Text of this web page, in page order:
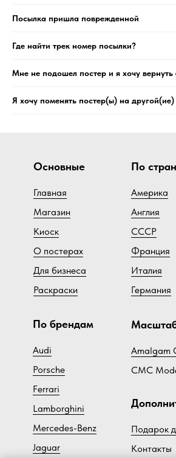
Посылка пришла поврежденной
Где найти трек номер посылки?
Мне не подошел постер и я хочу вернуть
Я хочу поменять постер(ы) на другой(ие)
Основные
Главная
Магазин
Киоск
О постерах
Для бизнеса
Раскраски
По брендам
Audi
Porsche
Ferrari
Lamborghini
Mercedes-Benz
Jaguar
По
Америка
Англия
СССР
Франция
Италия
Германия
Amalgam
CMC
Подарок
Контакты